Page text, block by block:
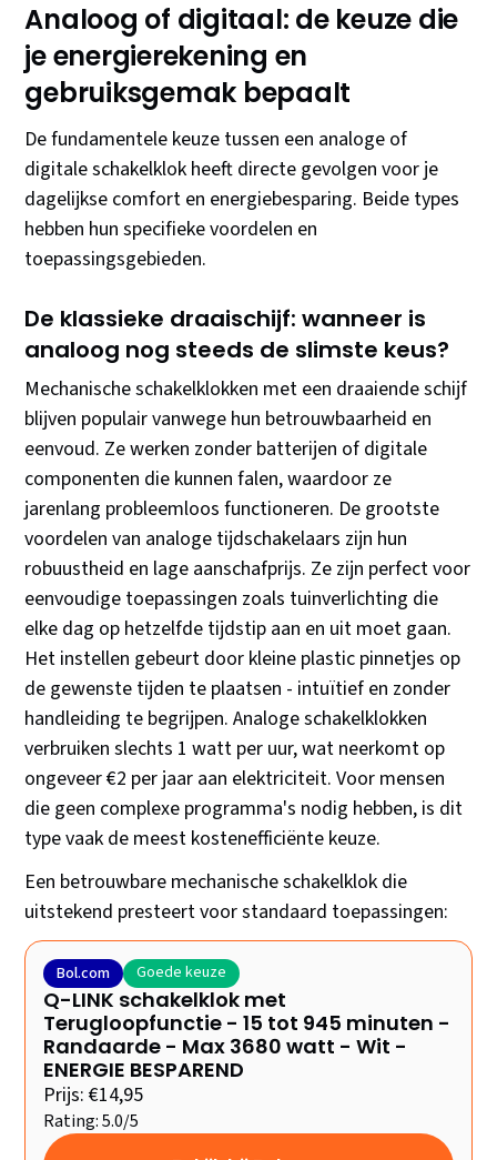
Analoog of digitaal: de keuze die
je energierekening en
gebruiksgemak bepaalt
De fundamentele keuze tussen een analoge of
digitale schakelklok heeft directe gevolgen voor je
dagelijkse comfort en energiebesparing. Beide types
hebben hun specifieke voordelen en
toepassingsgebieden.
De klassieke draaischijf: wanneer is
analoog nog steeds de slimste keus?
Mechanische schakelklokken met een draaiende schijf
blijven populair vanwege hun betrouwbaarheid en
eenvoud. Ze werken zonder batterijen of digitale
componenten die kunnen falen, waardoor ze
jarenlang probleemloos functioneren. De grootste
voordelen van analoge tijdschakelaars zijn hun
robuustheid en lage aanschafprijs. Ze zijn perfect voor
eenvoudige toepassingen zoals tuinverlichting die
elke dag op hetzelfde tijdstip aan en uit moet gaan.
Het instellen gebeurt door kleine plastic pinnetjes op
de gewenste tijden te plaatsen - intuïtief en zonder
handleiding te begrijpen. Analoge schakelklokken
verbruiken slechts 1 watt per uur, wat neerkomt op
ongeveer €2 per jaar aan elektriciteit. Voor mensen
die geen complexe programma's nodig hebben, is dit
type vaak de meest kostenefficiënte keuze.
Een betrouwbare mechanische schakelklok die
uitstekend presteert voor standaard toepassingen:
Bol.com Goede keuze
Q-LINK schakelklok met
Terugloopfunctie - 15 tot 945 minuten -
Randaarde - Max 3680 watt - Wit -
ENERGIE BESPAREND
Prijs: €14,95
Rating: 5.0/5